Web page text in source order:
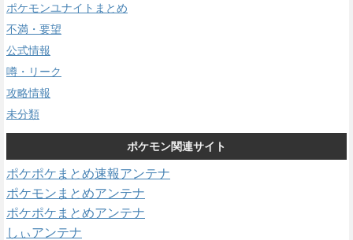
ポケモンユナイトまとめ
不満・要望
公式情報
噂・リーク
攻略情報
未分類
ポケモン関連サイト
ポケポケまとめ速報アンテナ
ポケモンまとめアンテナ
ポケポケまとめアンテナ
しぃアンテナ